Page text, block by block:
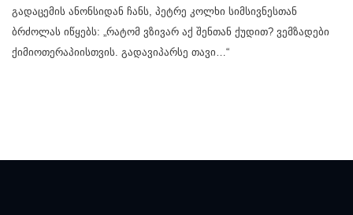
გადაცემის ანონსიდან ჩანს, პეტრე კოლხი სიმსივნესთან
ბრძოლას იწყებს: „რატომ ვზივარ აქ შენთან ქუდით? ვემზადები
ქიმიოთერაპიისთვის. გადავიპარსე თავი…“